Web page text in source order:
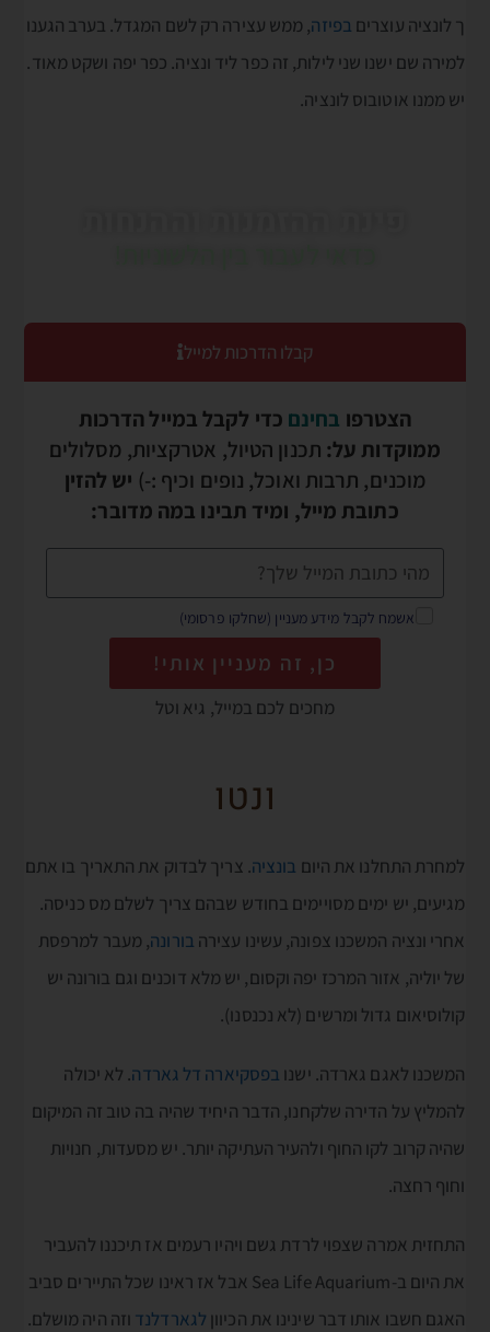
ך לונציה עוצרים בפיזה, ממש עצירה רק לשם המגדל. בערב הגענו
למירה שם ישנו שני לילות, זה כפר ליד ונציה. כפר יפה ושקט מאוד.
יש ממנו אוטובוס לונציה.
קבלו הדרכות למייל
הצטרפו בחינם כדי לקבל במייל הדרכות
ממוקדות על: תכנון הטיול, אטרקציות, מסלולים
מוכנים, תרבות ואוכל, נופים וכיף :-) יש להזין
כתובת מייל, ומיד תבינו במה מדובר:
אשמח לקבל מידע מעניין (שחלקו פרסומי)
כן, זה מעניין אותי!
מחכים לכם במייל, גיא וטל
ונטו
למחרת התחלנו את היום בונציה. צריך לבדוק את התאריך בו אתם
מגיעים, יש ימים מסויימים בחודש שבהם צריך לשלם מס כניסה.
אחרי ונציה המשכנו צפונה, עשינו עצירה בורונה, מעבר למרפסת
של יוליה, אזור המרכז יפה וקסום, יש מלא דוכנים וגם בורונה יש
קולוסיאום גדול ומרשים (לא נכנסנו).
המשכנו לאגם גארדה. ישנו בפסקיארה דל גארדה. לא יכולה
להמליץ על הדירה שלקחנו, הדבר היחיד שהיה בה טוב זה המיקום
שהיה קרוב לקו החוף ולהעיר העתיקה יותר. יש מסעדות, חנויות
וחוף רחצה.
התחזית אמרה שצפוי לרדת גשם ויהיו רעמים אז תיכננו להעביר
את היום ב-Sea Life Aquarium אבל אז ראינו שכל התיירים סביב
האגם חשבו אותו דבר שינינו את הכיוון לגארדלנד וזה היה מושלם.